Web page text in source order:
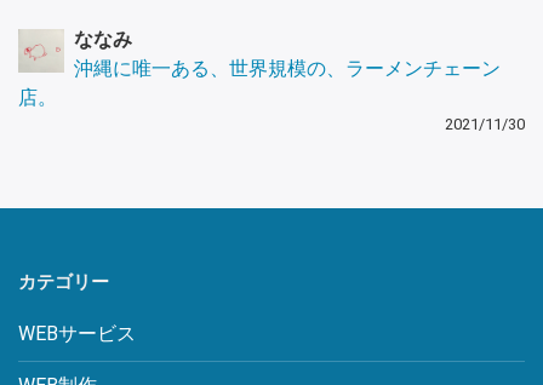
ななみ
沖縄に唯一ある、世界規模の、ラーメンチェーン
店。
2021/11/30
カテゴリー
WEBサービス